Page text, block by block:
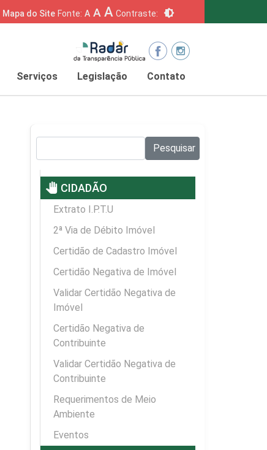
Mapa do Site Fonte: A A A Contraste: brightness_6
Serviços Legislação Contato
Pesquisar
pan_tool CIDADÃO
Extrato I.P.T.U
2ª Via de Débito Imóvel
Certidão de Cadastro Imóvel
Certidão Negativa de Imóvel
Validar Certidão Negativa de
Imóvel
Certidão Negativa de
Contribuinte
Validar Certidão Negativa de
Contribuinte
Requerimentos de Meio
Ambiente
Eventos